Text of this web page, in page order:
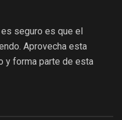
seguro es que el
Aprovecha esta
y forma parte de esta